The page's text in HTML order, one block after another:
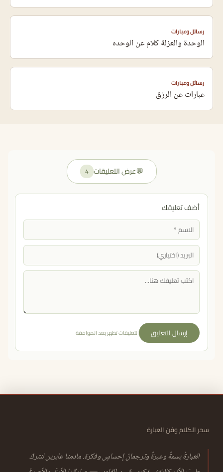
رسائل وعبارات
الوحدة والعزلة كلام عن الوحده
رسائل وعبارات
عبارات عن الرزق
💬عرض التعليقات 4
أضف تعليقك
إرسال التعليق التعليقات تظهر بعد الموافقة
سحر الكلام وفن العبارة
العبارةُ بسمةٌ وعبرةٌ وترجمانُ إحساسٍ وفكرة. مادمنا عابرين لنتركَ